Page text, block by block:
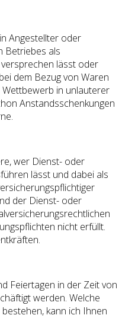
Angestellter oder
Betriebes als
lässt oder
dem Bezug von Waren
in unlauterer
Anstandsschenkungen
wer Dienst- oder
lässt und dabei als
der Dienst- oder
nicht erfüllt.
Feiertagen in der Zeit von
werden. Welche
kann ich Ihnen